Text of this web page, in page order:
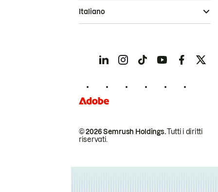
© 2026 Semrush Holdings.Tutti i diritti
riservati.
Italiano